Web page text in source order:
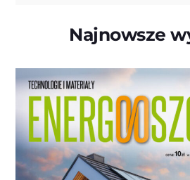
Najnowsze